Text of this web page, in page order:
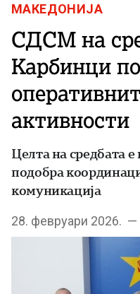
МАКЕДОНИЈА
СДСМ на
Карбинци
активности
Целта на средбата
подобра
комуникација
28. февруари 2026.